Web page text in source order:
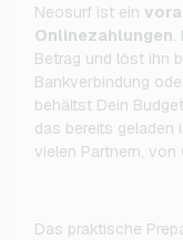
Neosurf ist ein
Onlinezahlungen.
Betrag und löst ihn
Bankverbindung
behältst Dein
das bereits
vielen Partnern, von
Das praktische